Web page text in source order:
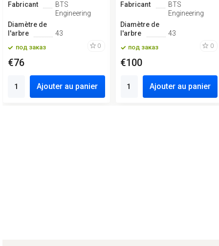
Fabricant
BTS
Engineering
Diamètre de
l'arbre
43
под заказ 0
€76
Ajouter au panier
Fabricant
BTS
Engineering
Diamètre de
l'arbre
43
под заказ 0
€100
Ajouter au panier